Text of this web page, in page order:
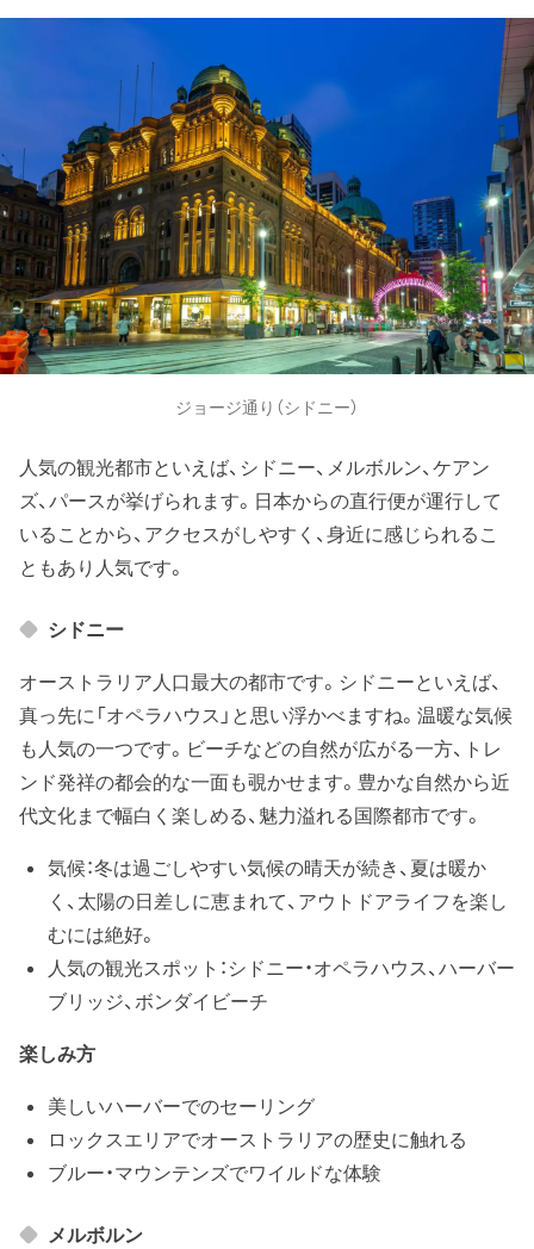
ジョージ通り（シドニー）
人気の観光都市といえば、シドニー、メルボルン、ケアン
ズ、パースが挙げられます。日本からの直行便が運行して
いることから、アクセスがしやすく、身近に感じられるこ
ともあり人気です。
シドニー
オーストラリア人口最大の都市です。シドニーといえば、
真っ先に「オペラハウス」と思い浮かべますね。温暖な気候
も人気の一つです。ビーチなどの自然が広がる一方、トレ
ンド発祥の都会的な一面も覗かせます。豊かな自然から近
代文化まで幅白く楽しめる、魅力溢れる国際都市です。
気候：冬は過ごしやすい気候の晴天が続き、夏は暖か
く、太陽の日差しに恵まれて、アウトドアライフを楽し
むには絶好。
人気の観光スポット：シドニー・オペラハウス、ハーバー
ブリッジ、ボンダイビーチ
楽しみ方
美しいハーバーでのセーリング
ロックスエリアでオーストラリアの歴史に触れる
ブルー・マウンテンズでワイルドな体験
メルボルン